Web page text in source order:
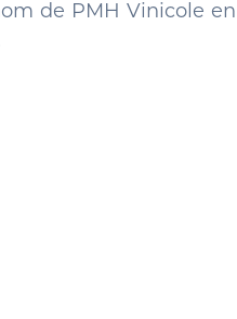
de PMH Vinicole en